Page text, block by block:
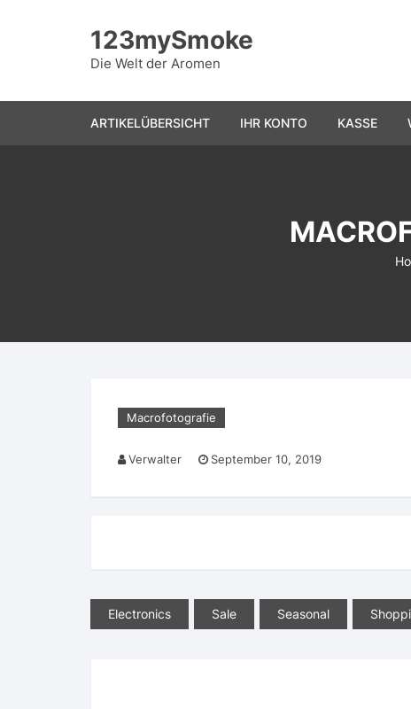
123mySmoke
Die Welt der Aromen
ARTIKELÜBERSICHT IHR KONTO KASSE
Macrofotografie
Verwalter September 10, 2019
Electronics Sale Seasonal